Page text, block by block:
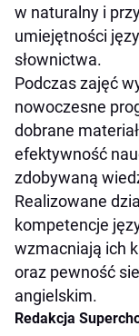
w naturalny i
umiejętności
słownictwa.
Podczas zajęć
nowoczesne
dobrane
efektywność
zdobywaną
Realizowane
kompetencje
wzmacniają ich
oraz pewność
angielskim.
Redakcja